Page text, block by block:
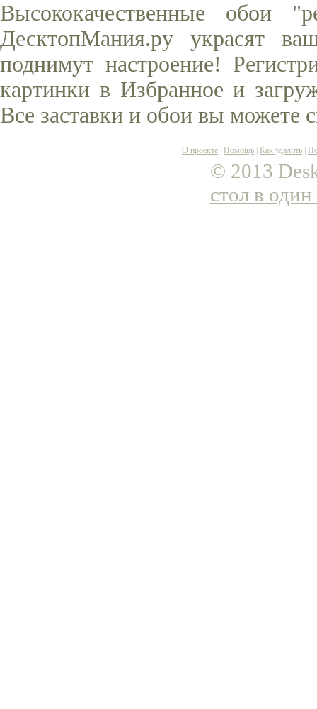
Высококачественные обои
ДесктопМания.ру украсят
поднимут настроение!
картинки в Избранное и
Все заставки и обои вы можете
О проекте Помощь Как удалить
© 2013
стол в